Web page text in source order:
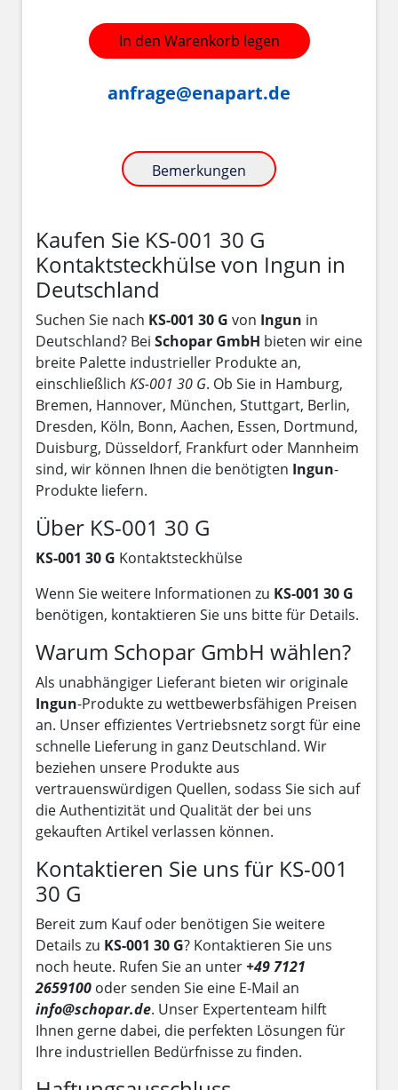
In den Warenkorb legen
anfrage@enapart.de
Bemerkungen
Kaufen Sie KS-001 30 G
Kontaktsteckhülse von Ingun in
Deutschland
Suchen Sie nach KS-001 30 G von Ingun in
Deutschland? Bei Schopar GmbH bieten wir eine
breite Palette industrieller Produkte an,
einschließlich KS-001 30 G. Ob Sie in Hamburg,
Bremen, Hannover, München, Stuttgart, Berlin,
Dresden, Köln, Bonn, Aachen, Essen, Dortmund,
Duisburg, Düsseldorf, Frankfurt oder Mannheim
sind, wir können Ihnen die benötigten Ingun-
Produkte liefern.
Über KS-001 30 G
KS-001 30 G Kontaktsteckhülse
Wenn Sie weitere Informationen zu KS-001 30 G
benötigen, kontaktieren Sie uns bitte für Details.
Warum Schopar GmbH wählen?
Als unabhängiger Lieferant bieten wir originale
Ingun-Produkte zu wettbewerbsfähigen Preisen
an. Unser effizientes Vertriebsnetz sorgt für eine
schnelle Lieferung in ganz Deutschland. Wir
beziehen unsere Produkte aus
vertrauenswürdigen Quellen, sodass Sie sich auf
die Authentizität und Qualität der bei uns
gekauften Artikel verlassen können.
Kontaktieren Sie uns für KS-001
30 G
Bereit zum Kauf oder benötigen Sie weitere
Details zu KS-001 30 G? Kontaktieren Sie uns
noch heute. Rufen Sie an unter+49 7121
2659100 oder senden Sie eine E-Mail an
info@schopar.de. Unser Expertenteam hilft
Ihnen gerne dabei, die perfekten Lösungen für
Ihre industriellen Bedürfnisse zu finden.